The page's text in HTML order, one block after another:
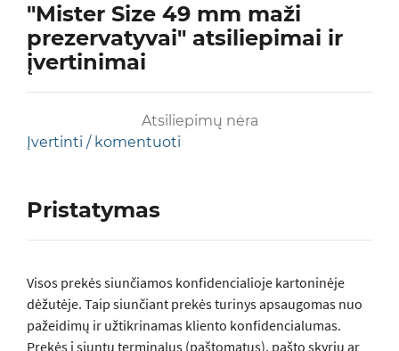
"Mister Size 49 mm maži
prezervatyvai" atsiliepimai ir
įvertinimai
Atsiliepimų nėra
Įvertinti / komentuoti
Pristatymas
Visos prеkės siunčiamos konfidencialioje kartoninėje
dėžutėje. Taip siunčiant prekės turinys apsaugomas nuo
pažeidimų ir užtikrinamas kliento konfidencialumas.
Prekės į siuntų terminalus (paštomatus), pašto skyrių ar